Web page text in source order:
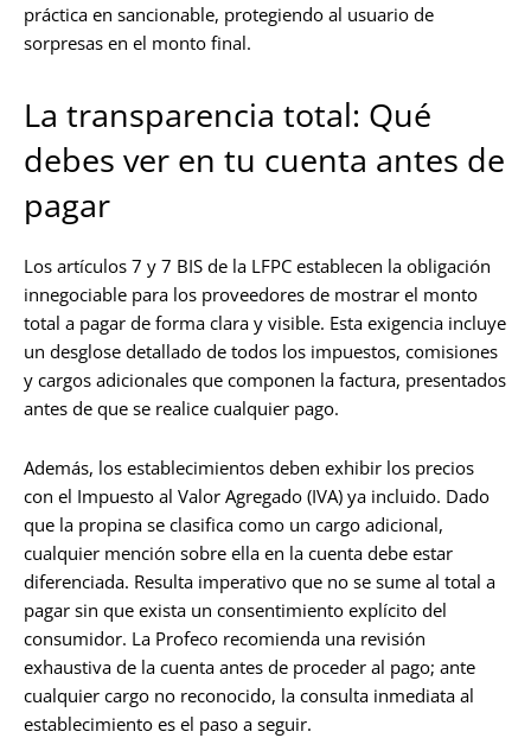
práctica en sancionable, protegiendo al usuario de
sorpresas en el monto final.
La transparencia total: Qué
debes ver en tu cuenta antes de
pagar
Los artículos 7 y 7 BIS de la LFPC establecen la obligación
innegociable para los proveedores de mostrar el monto
total a pagar de forma clara y visible. Esta exigencia incluye
un desglose detallado de todos los impuestos, comisiones
y cargos adicionales que componen la factura, presentados
antes de que se realice cualquier pago.
Además, los establecimientos deben exhibir los precios
con el Impuesto al Valor Agregado (IVA) ya incluido. Dado
que la propina se clasifica como un cargo adicional,
cualquier mención sobre ella en la cuenta debe estar
diferenciada. Resulta imperativo que no se sume al total a
pagar sin que exista un consentimiento explícito del
consumidor. La Profeco recomienda una revisión
exhaustiva de la cuenta antes de proceder al pago; ante
cualquier cargo no reconocido, la consulta inmediata al
establecimiento es el paso a seguir.